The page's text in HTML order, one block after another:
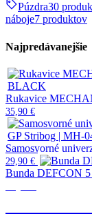
Púzdra30
náboje7 produktov
Najpredávanejšie
Rukavice
35,90 €
Samosvorné
29,90 €
Bunda DEFCON